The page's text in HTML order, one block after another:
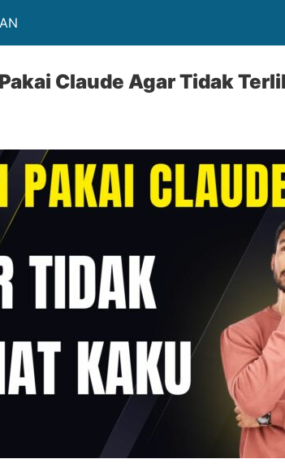
Claude Agar Tidak